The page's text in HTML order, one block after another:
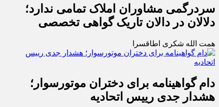
سردرگمی مشاوران املاک تمامی ندارد؛
دلالان در دالان تاریک گواهی تخصصی
همت الله شکری اطاقسرا
دام گواهینامه برای دختران موتورسوار؛
هشدار جدی رییس اتحادیه